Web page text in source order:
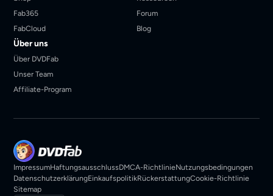
Fab365
FabCloud
Forum
Blog
Über uns
Über DVDFab
Unser Team
Affiliate-Program
ImpressumHaftungsausschlussDMCA-RichtlinieNutzungsbedingungen
DatenschutzerklärungEinkaufspolitikRückerstattungCookie-Richtlinie
Sitemap